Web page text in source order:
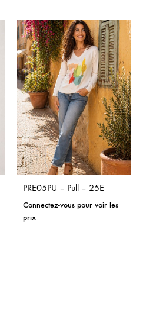
PRE05PU – Pull – 25E
Connectez-vous pour voir les
prix